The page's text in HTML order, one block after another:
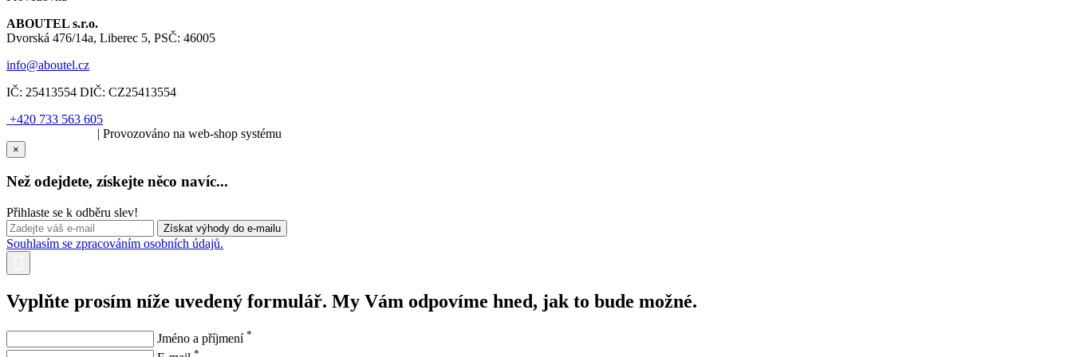
ABOUTEL s.r.o.
Dvorská 476/14a, Liberec 5, PSČ: 46005
info@aboutel.cz
IČ: 25413554 DIČ: CZ25413554
+420 733 563 605
| Provozováno na web-shop systému
×
Než odejdete, získejte něco navíc...
Přihlaste se k odběru slev!
Souhlasím se zpracováním osobních údajů.
Vyplňte prosím níže uvedený formulář. My Vám odpovíme hned, jak to bude možné.
Jméno a příjmení *
*